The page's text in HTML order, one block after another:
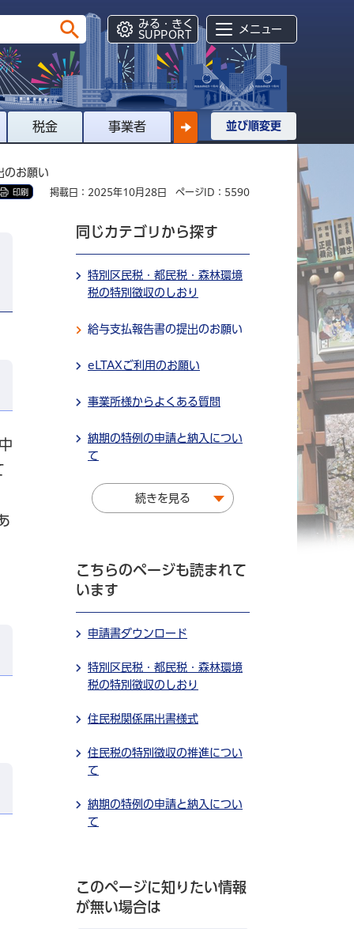
みる・きく
SUPPORT
メニュー
税金 事業者 並び順変更
のお願い
印刷 掲載日：2025年10月28日 ページID：5590
同じカテゴリから探す
特別区民税・都民税・森林環境
税の特別徴収のしおり
給与支払報告書の提出のお願い
eLTAXご利用のお願い
事業所様からよくある質問
納期の特例の申請と納入につい
て
続きを見る
こちらのページも読まれて
います
申請書ダウンロード
特別区民税・都民税・森林環境
税の特別徴収のしおり
住民税関係届出書様式
住民税の特別徴収の推進につい
て
納期の特例の申請と納入につい
て
このページに知りたい情報
が無い場合は